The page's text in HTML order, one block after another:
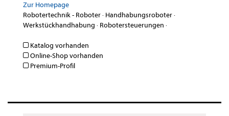
Zur Homepage
Robotertechnik - Roboter· Handhabungsroboter·
Werkstückhandhabung · Robotersteuerungen ·
Katalog vorhanden
Online-Shop vorhanden
Premium-Profil